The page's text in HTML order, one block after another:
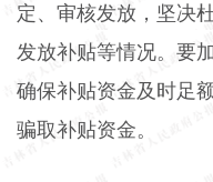
定、审核发放，坚决
发放补贴等情况。要
确保补贴资金及时足
骗取补贴资金。